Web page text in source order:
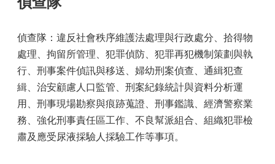
偵查隊：違反社會秩序維護法處理與行政處分、拾得物
處理、拘留所管理、犯罪偵防、犯罪再犯機制策劃與執
行、刑事案件偵訊與移送、婦幼刑案偵查、通緝犯查
緝、治安顧慮人口監管、刑案紀錄統計與資料分析運
用、刑事現場勘察與痕跡蒐證、刑事鑑識、經濟警察業
務、強化刑事責任區工作、不良幫派組合、組織犯罪檢
肅及應受尿液採驗人採驗工作等事項。